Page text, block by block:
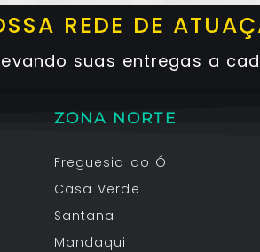
REDE DE
suas entregas a
ZONA NORTE
Freguesia do Ó
Casa Verde
Santana
Mandaqui